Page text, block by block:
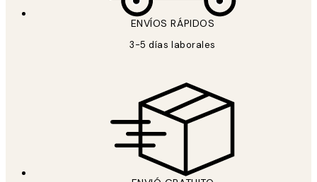
ENVÍOS RÁPIDOS
3-5 días laborales